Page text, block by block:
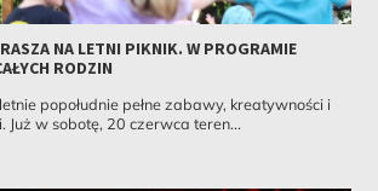
NA LETNI PIKNIK. W PROGRAMIE
RODZIN
popołudnie pełne zabawy, kreatywności i
Już w sobotę, 20 czerwca teren...